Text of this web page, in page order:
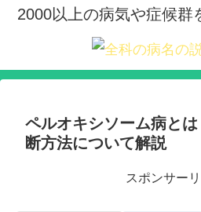
2000以上の病気や症候群
ペルオキシソーム病と
断方法について解説
スポンサー